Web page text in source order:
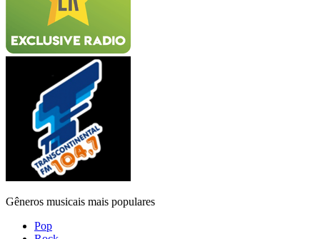
Gêneros musicais mais populares
Pop